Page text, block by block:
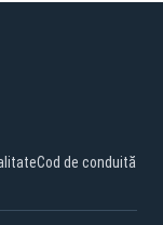
Cod de conduită